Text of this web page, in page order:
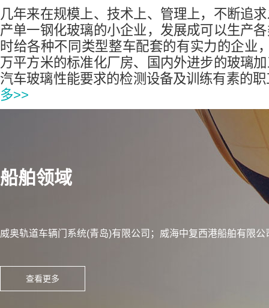
几年来在规模上、技术上、管理上，不断追
产单一钢化玻璃的小企业，发展成可以生产
时给各种不同类型整车配套的有实力的企业
万平方米的标准化厂房、国内外进步的玻璃
汽车玻璃性能要求的检测设备及训练有素的
多>>
车用铝合金门窗
查看更多
农用车领域
东安黑豹集团有限公司；德州富路车业有限公司；荣成海山机
查看更多
汽车领域
淄博汽车厂；华泰汽车有限公司；商用车公司；中国重汽集团
查看更多
船舶领域
威奥轨道车辆门系统(青岛)有限公司；威海中复西港船舶有限
查看更多